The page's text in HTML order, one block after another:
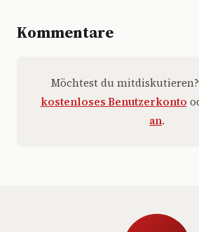
Kommentare
Möchtest du mitdiskutieren?
kostenloses Benutzerkonto
an.